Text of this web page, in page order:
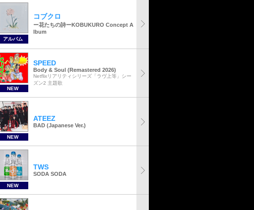
アルバム
コブクロ
ー花たちの詩ーKOBUKURO Concept A
lbum
NEW
SPEED
Body & Soul (Remastered 2026)
Netflixリアリティシリーズ「ラヴ上等」シー
ズン2 主題歌
NEW
ATEEZ
BAD (Japanese Ver.)
NEW
TWS
SODA SODA